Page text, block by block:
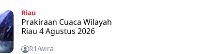
Riau
Prakiraan Cuaca Wilayah
Riau 4 Agustus 2026
R1/wira